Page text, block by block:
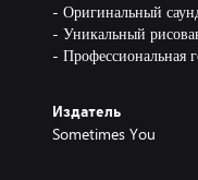
- Оригинальный
- Уникальный
- Профессиональная
Издатель
Sometimes You